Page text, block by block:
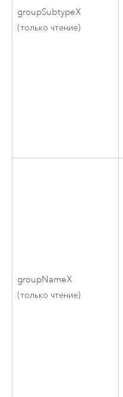
groupSubtypeX
(только чтение)
groupNameX
(только чтение)